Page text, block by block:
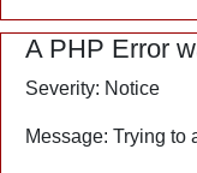
A PHP Error
Severity: Notice
Message: Trying to